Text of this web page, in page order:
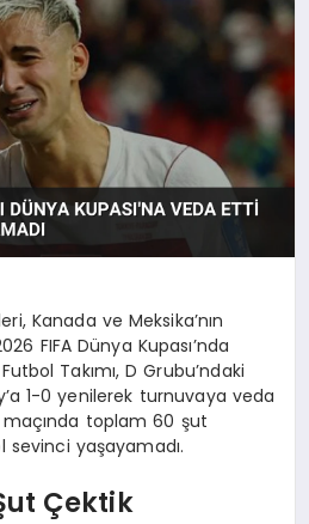
Kanada ve Meksika’nın
FIFA Dünya Kupası’nda
Takımı, D Grubu’ndaki
1-0 yenilerek turnuvaya veda
toplam 60 şut
yaşayamadı.
Çektik